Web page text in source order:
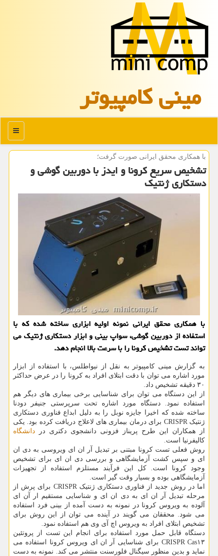
مینی كامپیوتر
منو
با همكاری محقق ایرانی صورت گرفت؛
تشخیص سریع كرونا و ایدز با دوربین گوشی و
دستكاری ژنتیك
با همکاری محقق ایرانی نمونه اولیه ابزاری ساخته شده که با
استفاده از دوربین گوشی، سواپ بینی و ابزار دستکاری ژنتیک می
تواند تست تشخیص کرونا را با سرعت بالا انجام دهد.
به گزارش مینی کامپیوتر به نقل از نیواطلس، با استفاده از ابزار
مورد اشاره می توان با دقت ابتلای افراد به کرونا را در عرض حداکثر
۳۰ دقیقه تشخیص داد.
از این دستگاه می توان برای شناسایی برخی بیماری های دیگر هم
استفاده نمود. دستگاه مورد اشاره تحت سرپرستی جنیفر دودنا
ساخته شده که اخیرا جایزه نوبل را به دلیل ابداع فناوری دستکاری
ژنتیک CRISPR برای درمان بیماری های لاعلاج دریافت کرده بود. یکی
از همکاران این طرح پریناز فزونی دانشجوی دکتری در دانشگاه
کالیفرنیا است.
روش فعلی تست کرونا مبتنی بر تبدیل آر ان ای ویروسی به دی ان
ای و سپس کشت آزمایشگاهی و بررسی دی ان ای برای تشخیص
وجود کرونا است. کل این فرآیند مستلزم استفاده از تجهیزات
آزمایشگاهی بوده و بسیار وقت گیر است.
اما در روش جدید از فناوری دستکاری ژنتیک CRISPR برای پرش از
مرحله تبدیل آر ان ای به دی ان ای و شناسایی مستقیم ار آن ای
آلوده به ویروس کرونا در نمونه به دست آمده از بینی فرد استفاده
می شود. محققان می گویند در آینده می توان از این روش برای
تشخیص ابتلای افراد به ویروس اچ آی وی هم استفاده نمود.
دستگاه قابل حمل مورد استفاده برای انجام این تست از پروتئین
CRISPR Cas۱۳ برای شناسایی آر ان ای ویروس کرونا استفاده می
نماید و بدین منظور سیگنال فلورسنت منتشر می کند. نمونه به دست